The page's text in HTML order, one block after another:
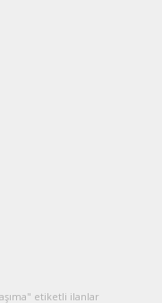
etiketli ilanlar